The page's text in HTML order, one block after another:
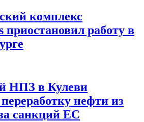
комплекс
работу в
НПЗ в Кулеви
нефти из
санкций ЕС